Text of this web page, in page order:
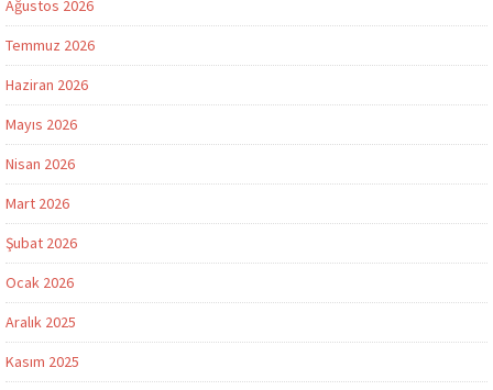
Ağustos 2026
Temmuz 2026
Haziran 2026
Mayıs 2026
Nisan 2026
Mart 2026
Şubat 2026
Ocak 2026
Aralık 2025
Kasım 2025